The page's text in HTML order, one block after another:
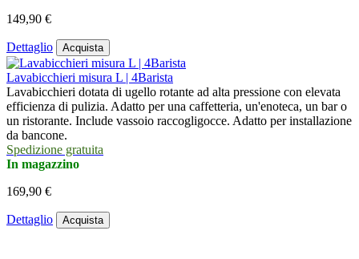
149,90 €
Dettaglio Acquista
Lavabicchieri misura L | 4Barista
Lavabicchieri dotata di ugello rotante ad alta pressione con elevata
efficienza di pulizia. Adatto per una caffetteria, un'enoteca, un bar o
un ristorante. Include vassoio raccogligocce. Adatto per installazione
da bancone.
Spedizione gratuita
In magazzino
169,90 €
Dettaglio Acquista